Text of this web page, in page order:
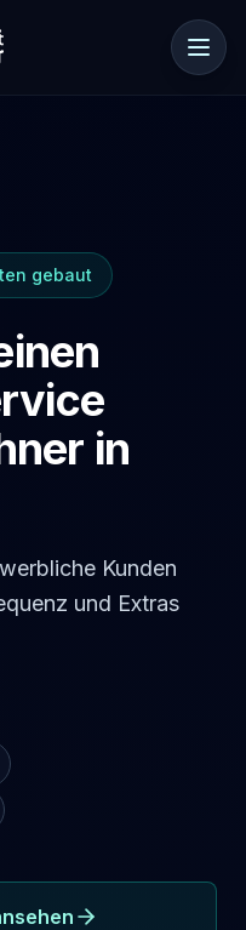
gebaut
in
Kunden
und Extras